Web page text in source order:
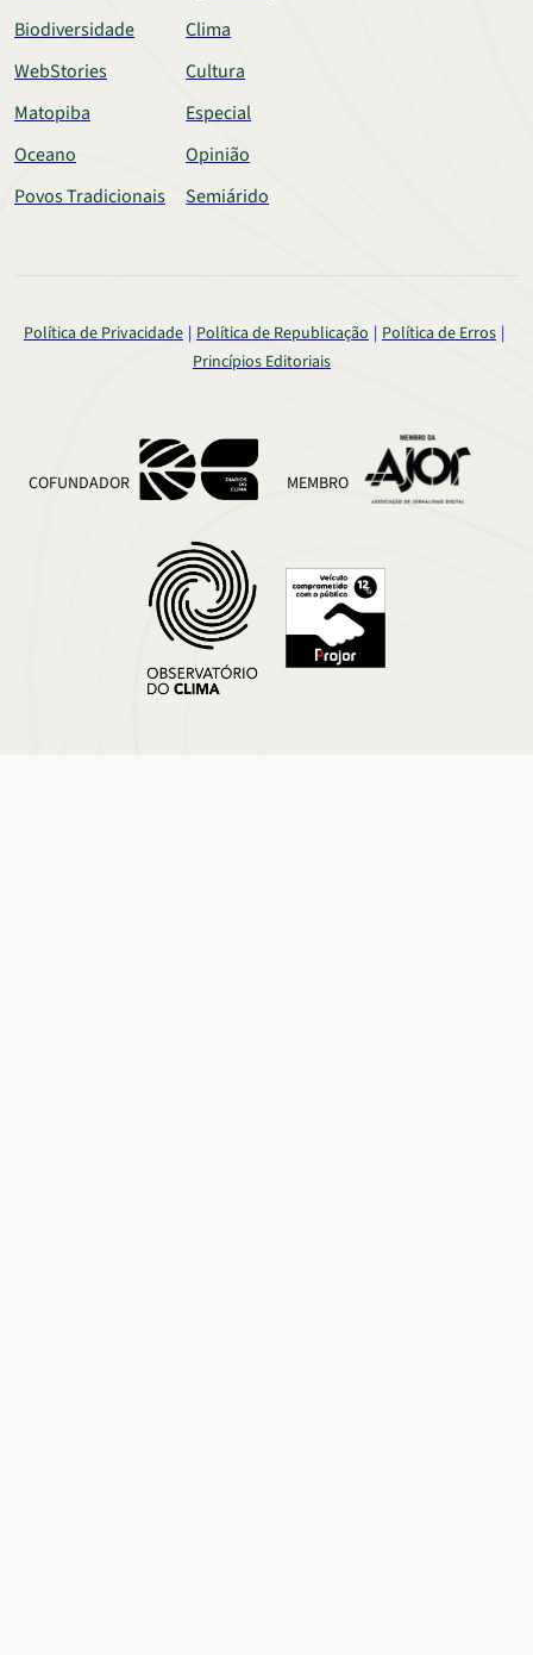
Biodiversidade
Clima
WebStories
Cultura
Matopiba
Especial
Oceano
Opinião
Povos Tradicionais
Semiárido
Política de Privacidade Política de Republicação Política de Erros
Princípios Editoriais
COFUNDADOR MEMBRO